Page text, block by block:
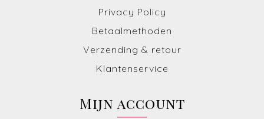
Privacy Policy
Betaalmethoden
Verzending & retour
Klantenservice
Mijn account